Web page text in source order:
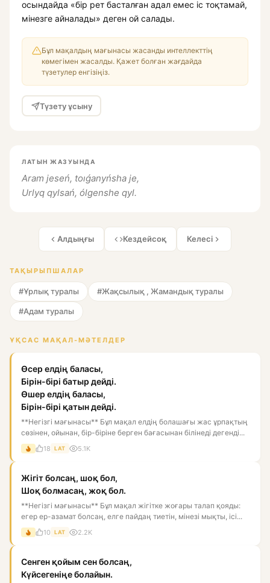
осындайда «бір рет басталған адал емес іс тоқтамай,
мінезге айналады» деген ой салады.
Бұл мақалдың мағынасы жасанды интеллекттің
көмегімен жасалды. Қажет болған жағдайда
түзетулер енгізіңіз.
Түзету ұсыну
ЛАТЫН ЖАЗУЫНДА
Aram jeseń, toıǵanyńsha je,
Urlyq qylsań, ólgenshe qyl.
Алдыңғы Кездейсоқ Келесі
ТАҚЫРЫПШАЛАР
#Ұрлық туралы #Жақсылық , Жамандық туралы
#Адам туралы
ҰҚСАС МАҚАЛ-МӘТЕЛДЕР
Өсер елдің баласы,
Бірін-бірі батыр дейді.
Өшер елдің баласы,
Бірін-бірі қатын дейді.
**Негізгі мағынасы** Бұл мақал елдің болашағы жас ұрпақтың
сөзінен, ойынан, бір-біріне берген бағасынан білінеді дегенді...
18 LAT 5.1K
Жігіт болсаң, шоқ бол,
Шоқ болмасаң, жоқ бол.
**Негізгі мағынасы** Бұл мақал жігітке жоғары талап қояды:
егер ер-азамат болсаң, елге пайдаң тиетін, мінезі мықты, ісі...
10 LAT 2.2K
Сенген қойым сен болсаң,
Күйсегеніңе болайын.